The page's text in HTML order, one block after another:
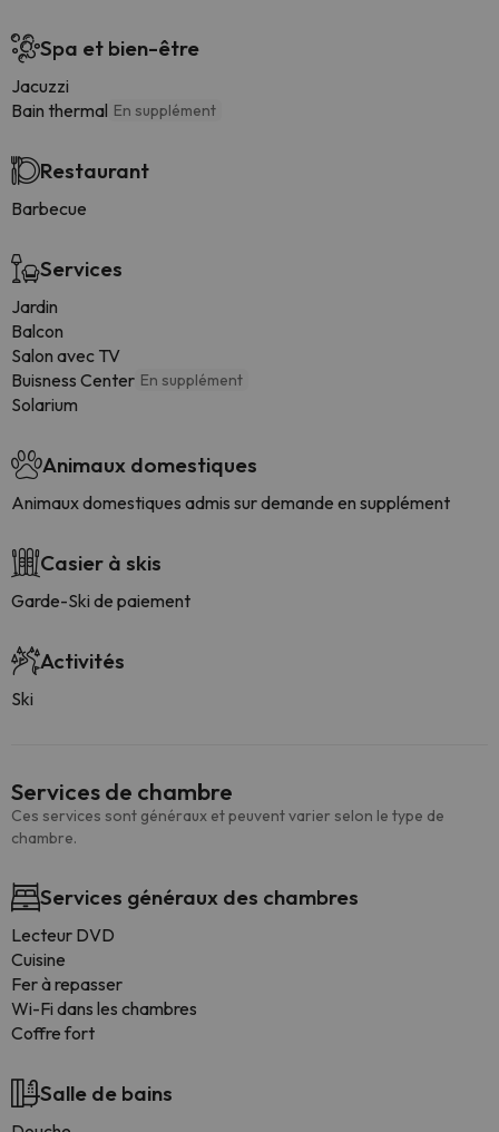
Spa et bien-être
Jacuzzi
Bain thermal En supplément
Restaurant
Barbecue
Services
Jardin
Balcon
Salon avec TV
Buisness Center En supplément
Solarium
Animaux domestiques
Animaux domestiques admis sur demande en supplément
Casier à skis
Garde-Ski de paiement
Activités
Ski
Services de chambre
Ces services sont généraux et peuvent varier selon le type de
chambre.
Services généraux des chambres
Lecteur DVD
Cuisine
Fer à repasser
Wi-Fi dans les chambres
Coffre fort
Salle de bains